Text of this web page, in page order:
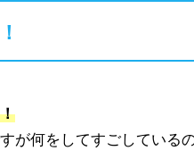
が何をしてすごしている